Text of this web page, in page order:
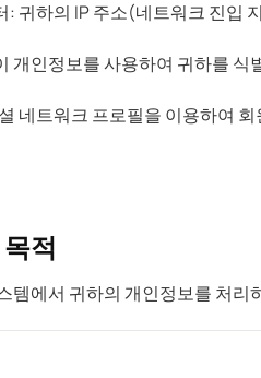
: 귀하의 IP 주소(네트워크 진입
개인정보를 사용하여 귀하를
네트워크 프로필을 이용하여
적
템에서 귀하의 개인정보를 처